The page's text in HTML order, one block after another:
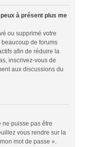
à présent plus me
ou supprimé votre
de forums
afin de réduire la
inscrivez-vous de
aux discussions du
ne puisse pas être
vous rendre sur la
mot de passe ».